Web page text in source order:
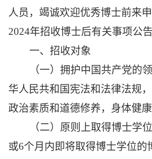
人员， 竭诚欢迎优秀博士前来
2024年招收博士后有关事项公告
一、招收对象
（一）拥护中国共产党的
华人民共和国宪法和法律法规
政治素质和道德修养，身体健康
（二）原则上取得博士学
或6个月内即将取得博士学位的